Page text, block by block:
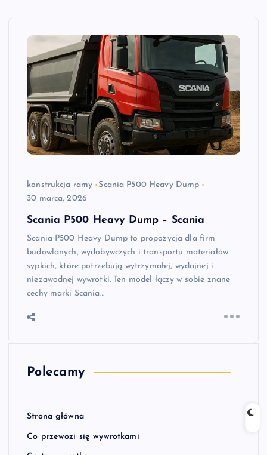
konstrukcja ramy
Scania P500 Heavy Dump
30 marca, 2026
Scania P500 Heavy Dump – Scania
Scania P500 Heavy Dump to propozycja dla firm
budowlanych, wydobywczych i transportu materiałów
sypkich, które potrzebują wytrzymałej, wydajnej i
niezawodnej wywrotki. Ten model łączy w sobie znane
cechy marki Scania…
Polecamy
Strona główna
Co przewozi się wywrotkami